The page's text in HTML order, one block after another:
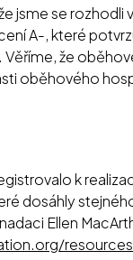
jsme se
A-, které
že
oběhového
k
dosáhly
Ellen